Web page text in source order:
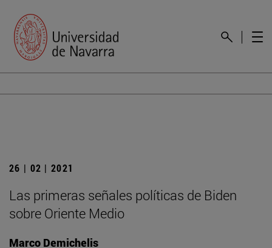
26 | 02 | 2021
Las primeras señales políticas de Biden
sobre Oriente Medio
Marco Demichelis